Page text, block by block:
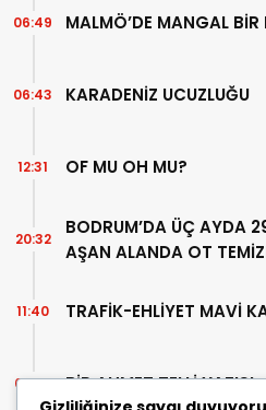
MALMÖ’DE MANGAL BİR
06:49
KARADENİZ UCUZLUĞU
06:43
OF MU OH MU?
12:31
BODRUM’DA ÜÇ AYDA
AŞAN ALANDA OT
20:32
TRAFİK-EHLİYET MAVİ
11:40
BİR AHMET TELLİ YAZISI
07:30